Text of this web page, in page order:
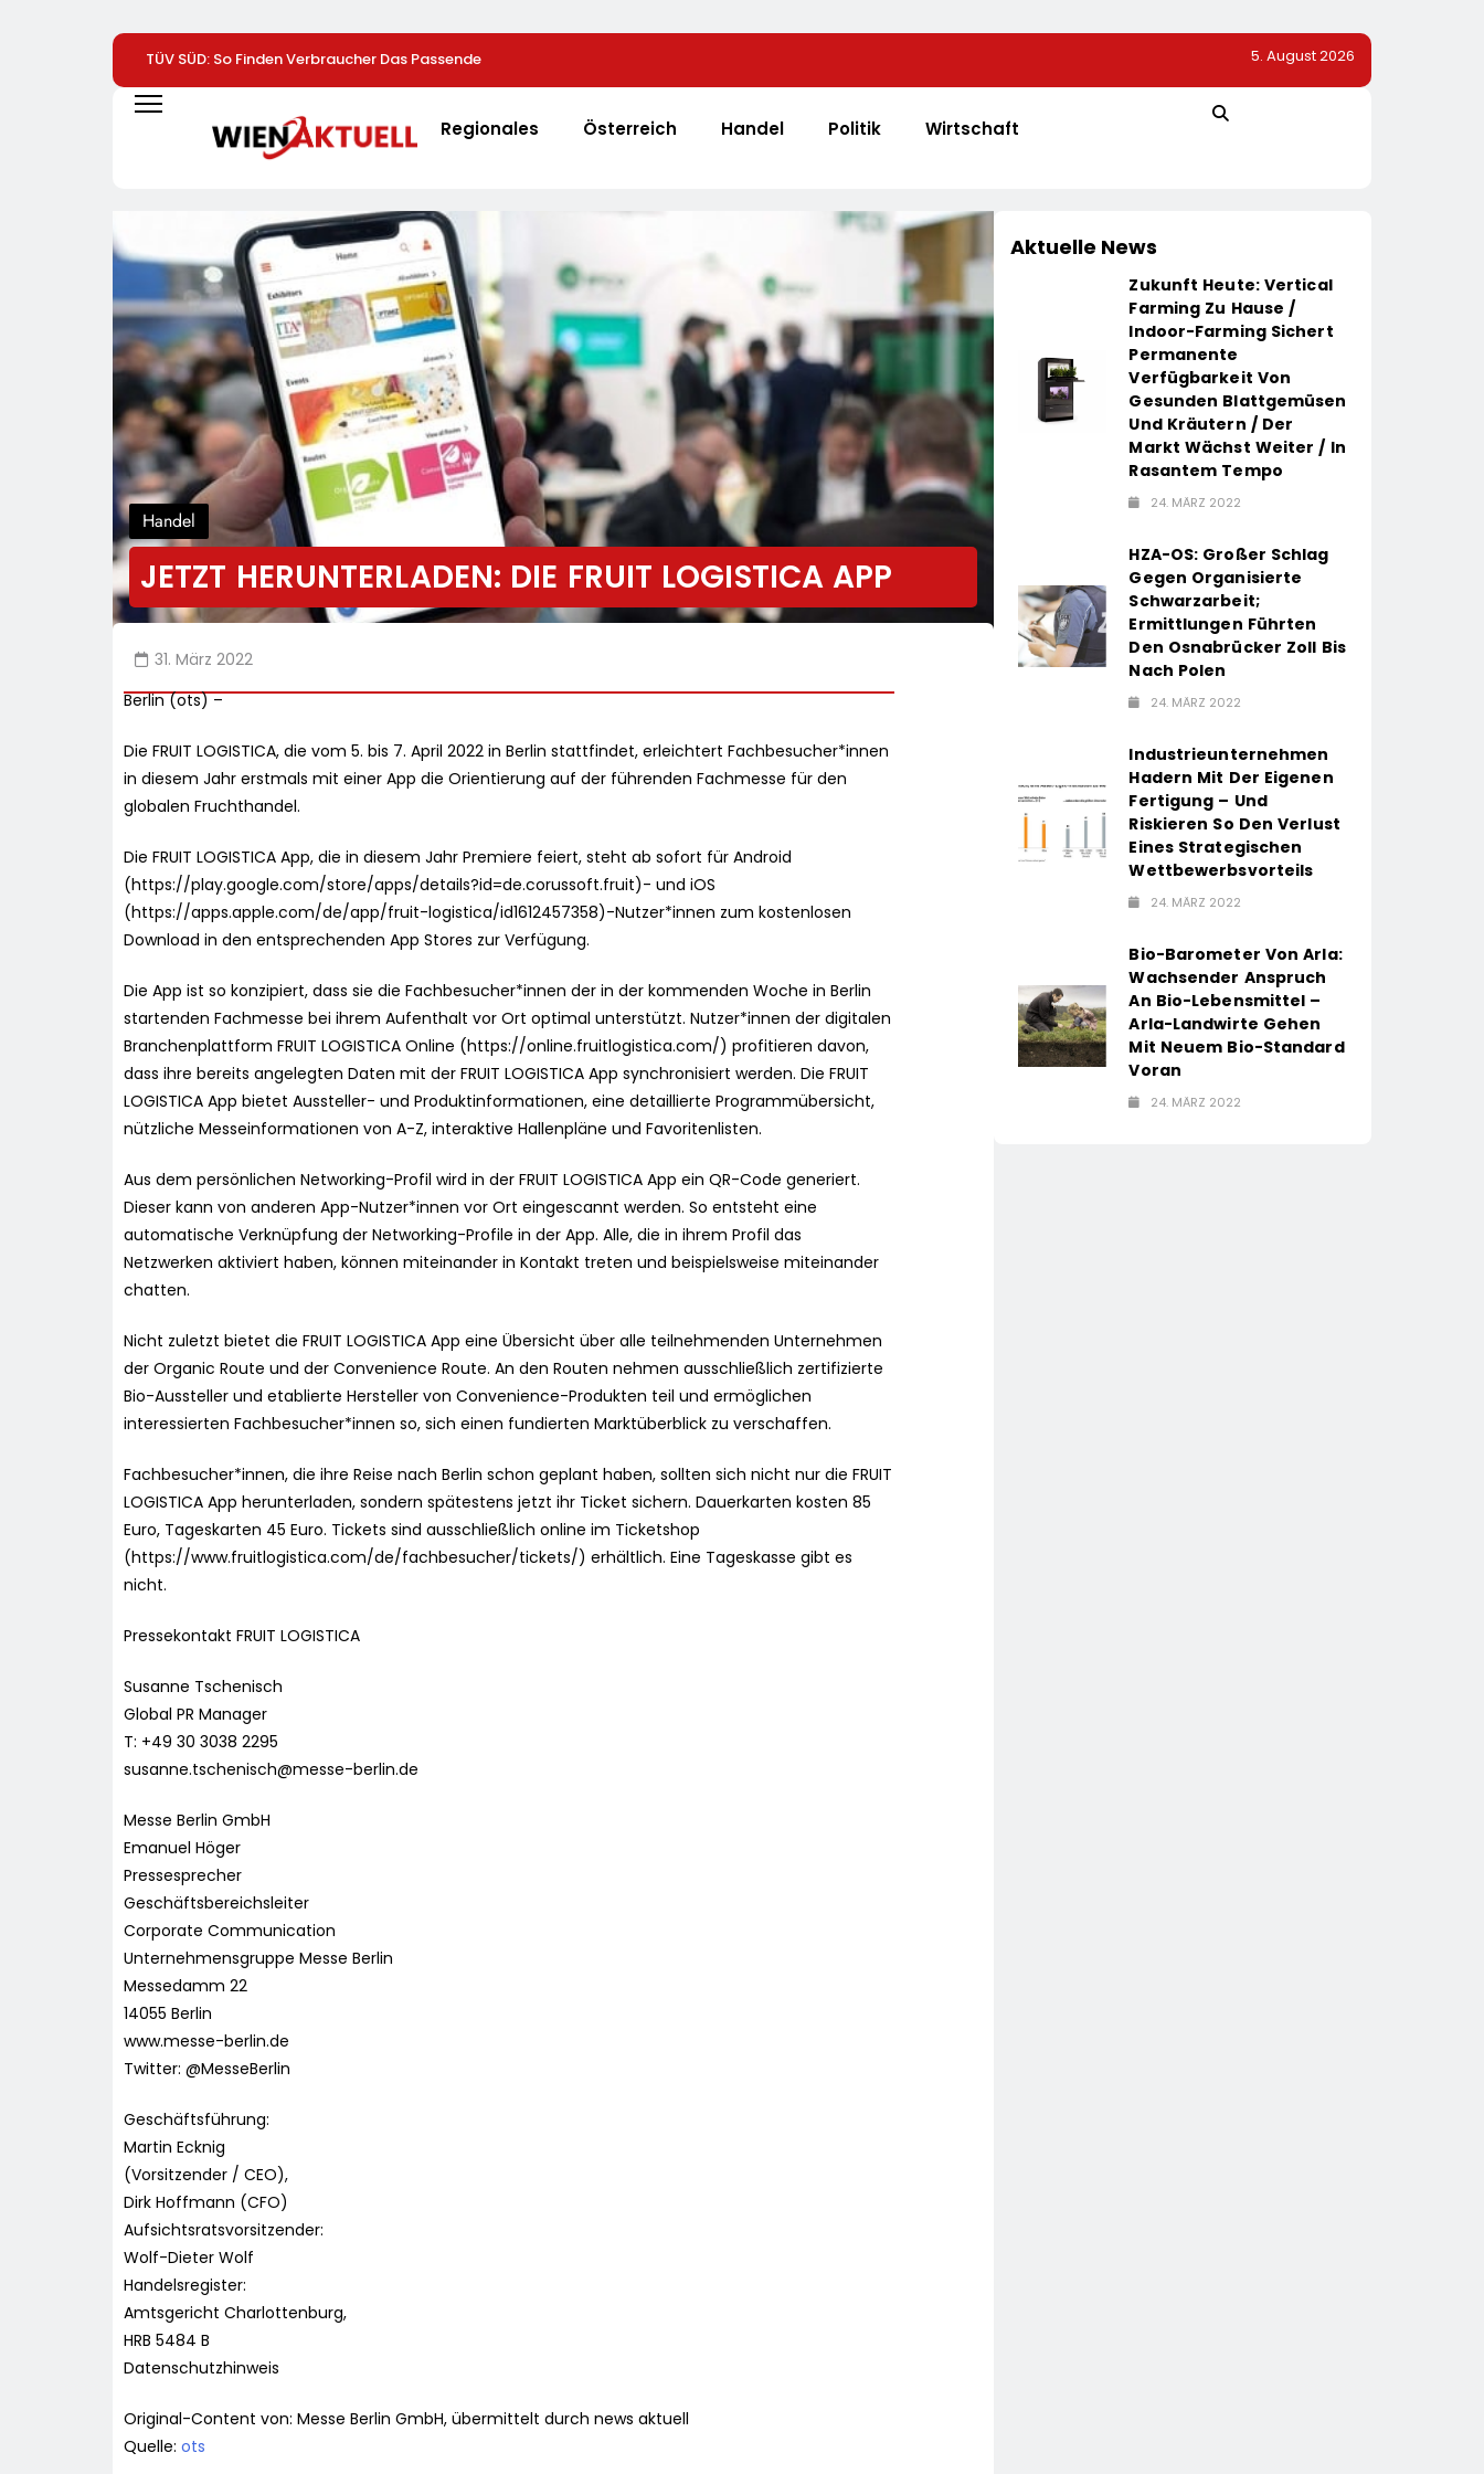
TÜV SÜD: So Finden Verbraucher Das Passende
Laserentfernungsmessgerät
Welt Weitet Sich Aus“
1. Hamburger Batterietag: Wissenschaft Und
Einig / Die Energiewende Braucht Speicher, Nicht
5. August 2026
Regionales Österreich Handel Politik Wirtschaft
Handel
JETZT HERUNTERLADEN: DIE FRUIT LOGISTICA APP
31. März 2022
Berlin (ots) –
Die FRUIT LOGISTICA, die vom 5. bis 7. April 2022 in Berlin stattfindet, erleichtert Fachbesucher*innen
in diesem Jahr erstmals mit einer App die Orientierung auf der führenden Fachmesse für den
globalen Fruchthandel.
Die FRUIT LOGISTICA App, die in diesem Jahr Premiere feiert, steht ab sofort für Android
(https://play.google.com/store/apps/details?id=de.corussoft.fruit)- und iOS
(https://apps.apple.com/de/app/fruit-logistica/id1612457358)-Nutzer*innen zum kostenlosen
Download in den entsprechenden App Stores zur Verfügung.
Die App ist so konzipiert, dass sie die Fachbesucher*innen der in der kommenden Woche in Berlin
startenden Fachmesse bei ihrem Aufenthalt vor Ort optimal unterstützt. Nutzer*innen der digitalen
Branchenplattform FRUIT LOGISTICA Online (https://online.fruitlogistica.com/) profitieren davon,
dass ihre bereits angelegten Daten mit der FRUIT LOGISTICA App synchronisiert werden. Die FRUIT
LOGISTICA App bietet Aussteller- und Produktinformationen, eine detaillierte Programmübersicht,
nützliche Messeinformationen von A-Z, interaktive Hallenpläne und Favoritenlisten.
Aus dem persönlichen Networking-Profil wird in der FRUIT LOGISTICA App ein QR-Code generiert.
Dieser kann von anderen App-Nutzer*innen vor Ort eingescannt werden. So entsteht eine
automatische Verknüpfung der Networking-Profile in der App. Alle, die in ihrem Profil das
Netzwerken aktiviert haben, können miteinander in Kontakt treten und beispielsweise miteinander
chatten.
Nicht zuletzt bietet die FRUIT LOGISTICA App eine Übersicht über alle teilnehmenden Unternehmen
der Organic Route und der Convenience Route. An den Routen nehmen ausschließlich zertifizierte
Bio-Aussteller und etablierte Hersteller von Convenience-Produkten teil und ermöglichen
interessierten Fachbesucher*innen so, sich einen fundierten Marktüberblick zu verschaffen.
Fachbesucher*innen, die ihre Reise nach Berlin schon geplant haben, sollten sich nicht nur die FRUIT
LOGISTICA App herunterladen, sondern spätestens jetzt ihr Ticket sichern. Dauerkarten kosten 85
Euro, Tageskarten 45 Euro. Tickets sind ausschließlich online im Ticketshop
(https://www.fruitlogistica.com/de/fachbesucher/tickets/) erhältlich. Eine Tageskasse gibt es
nicht.
Pressekontakt FRUIT LOGISTICA
Susanne Tschenisch
Global PR Manager
T: +49 30 3038 2295
susanne.tschenisch@messe-berlin.de
Messe Berlin GmbH
Emanuel Höger
Pressesprecher
Geschäftsbereichsleiter
Corporate Communication
Unternehmensgruppe Messe Berlin
Messedamm 22
14055 Berlin
www.messe-berlin.de
Twitter: @MesseBerlin
Geschäftsführung:
Martin Ecknig
(Vorsitzender / CEO),
Dirk Hoffmann (CFO)
Aufsichtsratsvorsitzender:
Wolf-Dieter Wolf
Handelsregister:
Amtsgericht Charlottenburg,
HRB 5484 B
Datenschutzhinweis
Original-Content von: Messe Berlin GmbH, übermittelt durch news aktuell
Quelle: ots
Aktuelle News
Zukunft Heute: Vertical
Farming Zu Hause /
Indoor-Farming Sichert
Permanente
Verfügbarkeit Von
Gesunden Blattgemüsen
Und Kräutern / Der
Markt Wächst Weiter / In
Rasantem Tempo
24. MÄRZ 2022
HZA-OS: Großer Schlag
Gegen Organisierte
Schwarzarbeit;
Ermittlungen Führten
Den Osnabrücker Zoll Bis
Nach Polen
24. MÄRZ 2022
Industrieunternehmen
Hadern Mit Der Eigenen
Fertigung – Und
Riskieren So Den Verlust
Eines Strategischen
Wettbewerbsvorteils
24. MÄRZ 2022
Bio-Barometer Von Arla:
Wachsender Anspruch
An Bio-Lebensmittel –
Arla-Landwirte Gehen
Mit Neuem Bio-Standard
Voran
24. MÄRZ 2022